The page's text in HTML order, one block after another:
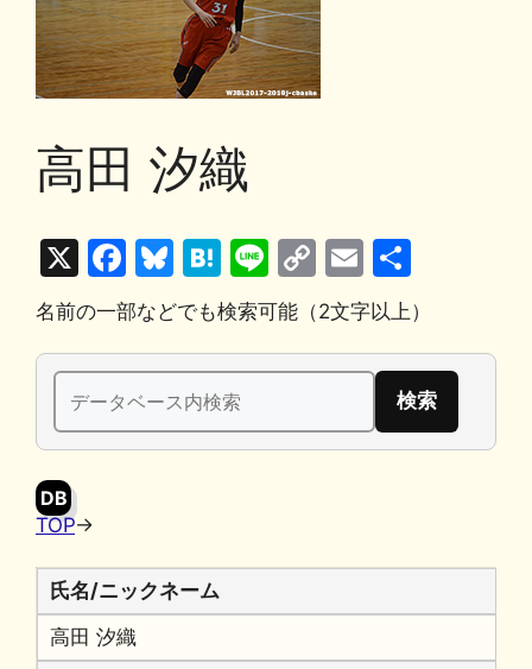
高田 汐織
X
F
a
c
e
b
o
Bl
u
e
s
k
y
H
at
e
n
a
Li
n
e
C
o
p
y
n
E
m
ai
l
有
名前の一部などでも検索可能（2文字以上）
検
索:
DB
TOP→
氏名/ニックネーム
高田 汐織